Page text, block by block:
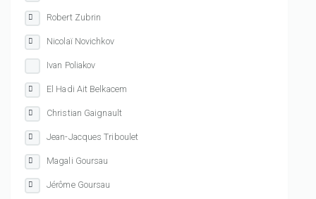
Robert Zubrin
Nicolaï Novichkov
Ivan Poliakov
El Hadi Ait Belkacem
Christian Gaignault
Jean-Jacques Triboulet
Magali Goursau
Jérôme Goursau